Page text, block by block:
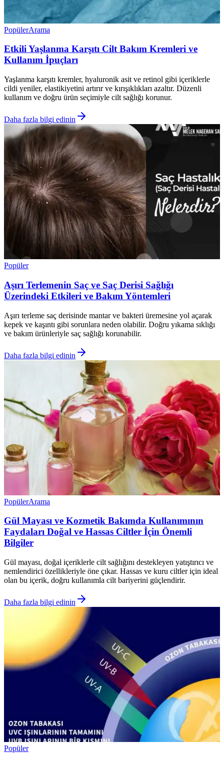
PopülerArama
Etkili Yaşlanma Karşıtı Cilt Bakım Kremleri ve
Kullanım İpuçları
Yaşlanma karşıtı kremler, hyaluronik asit ve retinol gibi içeriklerle
cildi yeniler, elastikiyetini artırır ve kırışıklıkları azaltır. Düzenli
kullanım ve doğru ürün seçimiyle cilt sağlığı korunur.
Daha fazla bilgi edinin
Popüler
Aşırı Terlemenin Saç ve Saç Derisi Sağlığı
Üzerindeki Etkileri ve Bakım Yöntemleri
Aşırı terleme saç derisinde mantar ve bakteri üremesine yol açarak
kepek ve kaşıntı gibi sorunlara neden olabilir. Doğru yıkama sıklığı
ve bakım ürünleriyle saç sağlığı korunabilir.
Daha fazla bilgi edinin
PopülerArama
Gül Mayası ve Kozmetik Bakımda Kullanımının
Faydaları Doğal ve Hassas Ciltler İçin Önemli
Bilgiler
Gül mayası, doğal içeriklerle cilt sağlığını destekleyen yatıştırıcı ve
nemlendirici özellikleriyle öne çıkar. Hassas ve kuru ciltler için ideal
olan bu içerik, doğru kullanımla cilt bariyerini güçlendirir.
Daha fazla bilgi edinin
Popüler